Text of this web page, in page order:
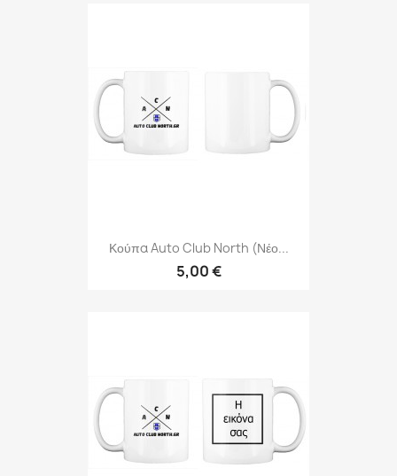
Κούπα Auto Club North (νέο...
5,00 €